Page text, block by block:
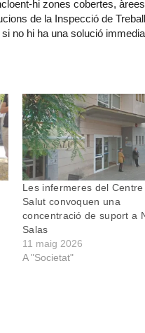
hi zones cobertes,
de la Inspecció de
no hi ha una solució
Les infermeres del Centre
Salut convoquen una
concentració de suport a
Salas
11 maig 2026
A "Societat"